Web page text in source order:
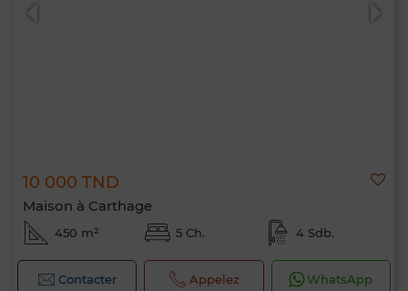
10 000 TND
Maison à Carthage
450 m² 5 Ch. 4 Sdb.
Contacter Appelez WhatsApp